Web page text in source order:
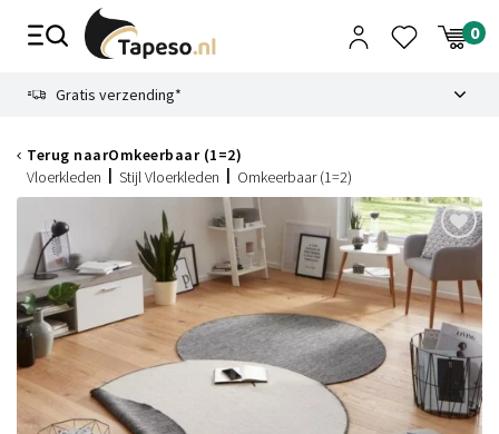
Gratis verzending*
Terug naarOmkeerbaar (1=2)
Vloerkleden
Stijl Vloerkleden Omkeerbaar (1=2)